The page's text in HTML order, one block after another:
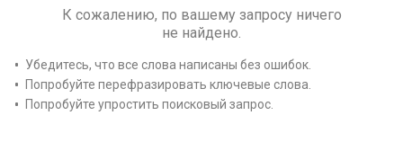
К сожалению, по вашему запросу ничего
не найдено.
Убедитесь, что все слова написаны без ошибок.
Попробуйте перефразировать ключевые слова.
Попробуйте упростить поисковый запрос.